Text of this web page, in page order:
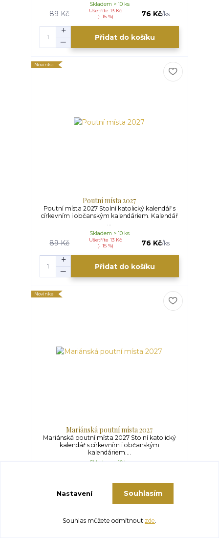
89 Kč
Ušetříte 13 Kč
(- 15 %)
76 Kč/ks
Skladem > 10 ks
Přidat do košíku
Novinka
Poutní místa 2027
Poutní místa 2027 Stolní katolický kalendář s
církevním i občanským kalendáriem. Kalendář
...
89 Kč
Ušetříte 13 Kč
(- 15 %)
76 Kč/ks
Skladem > 10 ks
Přidat do košíku
Novinka
Mariánská poutní místa 2027
Mariánská poutní místa 2027 Stolní katolický
kalendář s církevním i občanským
kalendáriem....
Skladem > 10 ks
Přidat do košíku
Nastavení Souhlasím
Souhlas můžete odmítnout zde